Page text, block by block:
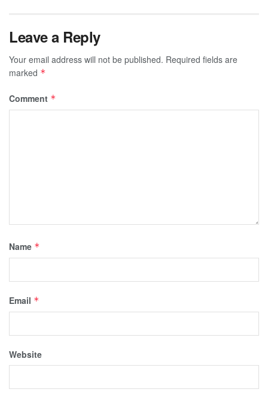
Leave a Reply
Your email address will not be published. Required fields are
marked *
Comment *
Name *
Email *
Website